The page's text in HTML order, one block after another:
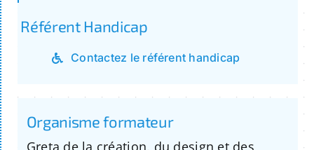
Référent Handicap
Contactez le référent handicap
Organisme formateur
Greta de la création, du design et des